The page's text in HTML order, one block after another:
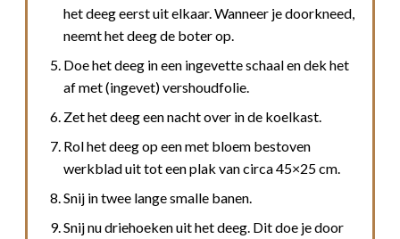
het deeg eerst uit elkaar. Wanneer je doorkneed,
neemt het deeg de boter op.
Doe het deeg in een ingevette schaal en dek het
af met (ingevet) vershoudfolie.
Zet het deeg een nacht over in de koelkast.
Rol het deeg op een met bloem bestoven
werkblad uit tot een plak van circa 45×25 cm.
Snij in twee lange smalle banen.
Snij nu driehoeken uit het deeg. Dit doe je door